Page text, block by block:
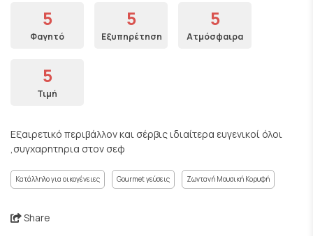
5
Φαγητό
5
Εξυπηρέτηση
5
Ατμόσφαιρα
5
Τιμή
Εξαιρετικό περιβάλλον και σέρβις ιδιαίτερα ευγενικοί όλοι
,συγχαρητηρια στον σεφ
Κατάλληλο για οικογένειες Gourmet γεύσεις Ζωντανή Μουσική Κορυφή
Share